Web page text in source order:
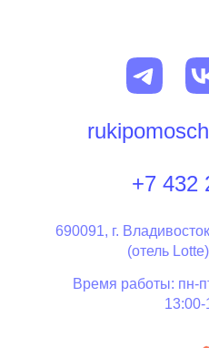
Время работы: пн-
690091, г.
(отель
+7 432